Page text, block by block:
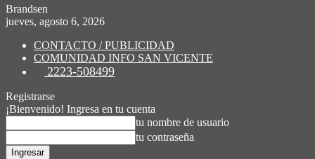
Brandsen
jueves, agosto 6, 2026
CONTACTO / PUBLICIDAD
COMUNIDAD INFO SAN VICENTE
2223-508499
Registrarse
¡Bienvenido! Ingresa en tu cuenta
tu nombre de usuario
tu contraseña